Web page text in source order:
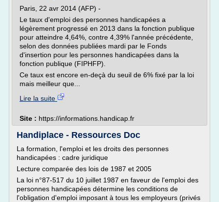
Paris, 22 avr 2014 (AFP) -
Le taux d'emploi des personnes handicapées a
légèrement progressé en 2013 dans la fonction publique
pour atteindre 4,64%, contre 4,39% l'année précédente,
selon des données publiées mardi par le Fonds
d'insertion pour les personnes handicapées dans la
fonction publique (FIPHFP).
Ce taux est encore en-deçà du seuil de 6% fixé par la loi
mais meilleur que...
Lire la suite
Site : https://informations.handicap.fr
Handiplace - Ressources Doc
La formation, l'emploi et les droits des personnes
handicapées : cadre juridique
Lecture comparée des lois de 1987 et 2005
La loi n°87-517 du 10 juillet 1987 en faveur de l'emploi des
personnes handicapées détermine les conditions de
l'obligation d'emploi imposant à tous les employeurs (privés